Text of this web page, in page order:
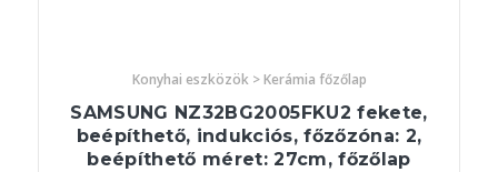
Konyhai eszközök > Kerámia főzőlap
SAMSUNG NZ32BG2005FKU2 fekete,
beépíthető, indukciós, főzőzóna: 2,
beépíthető méret: 27cm, főzőlap